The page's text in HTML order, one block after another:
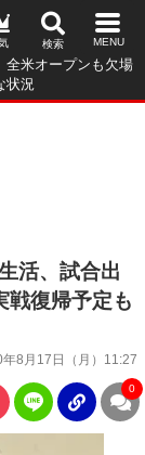
全米オープンも欠場
状況
活、試合出
戦復帰予定も
8月17日（月）11:27
0